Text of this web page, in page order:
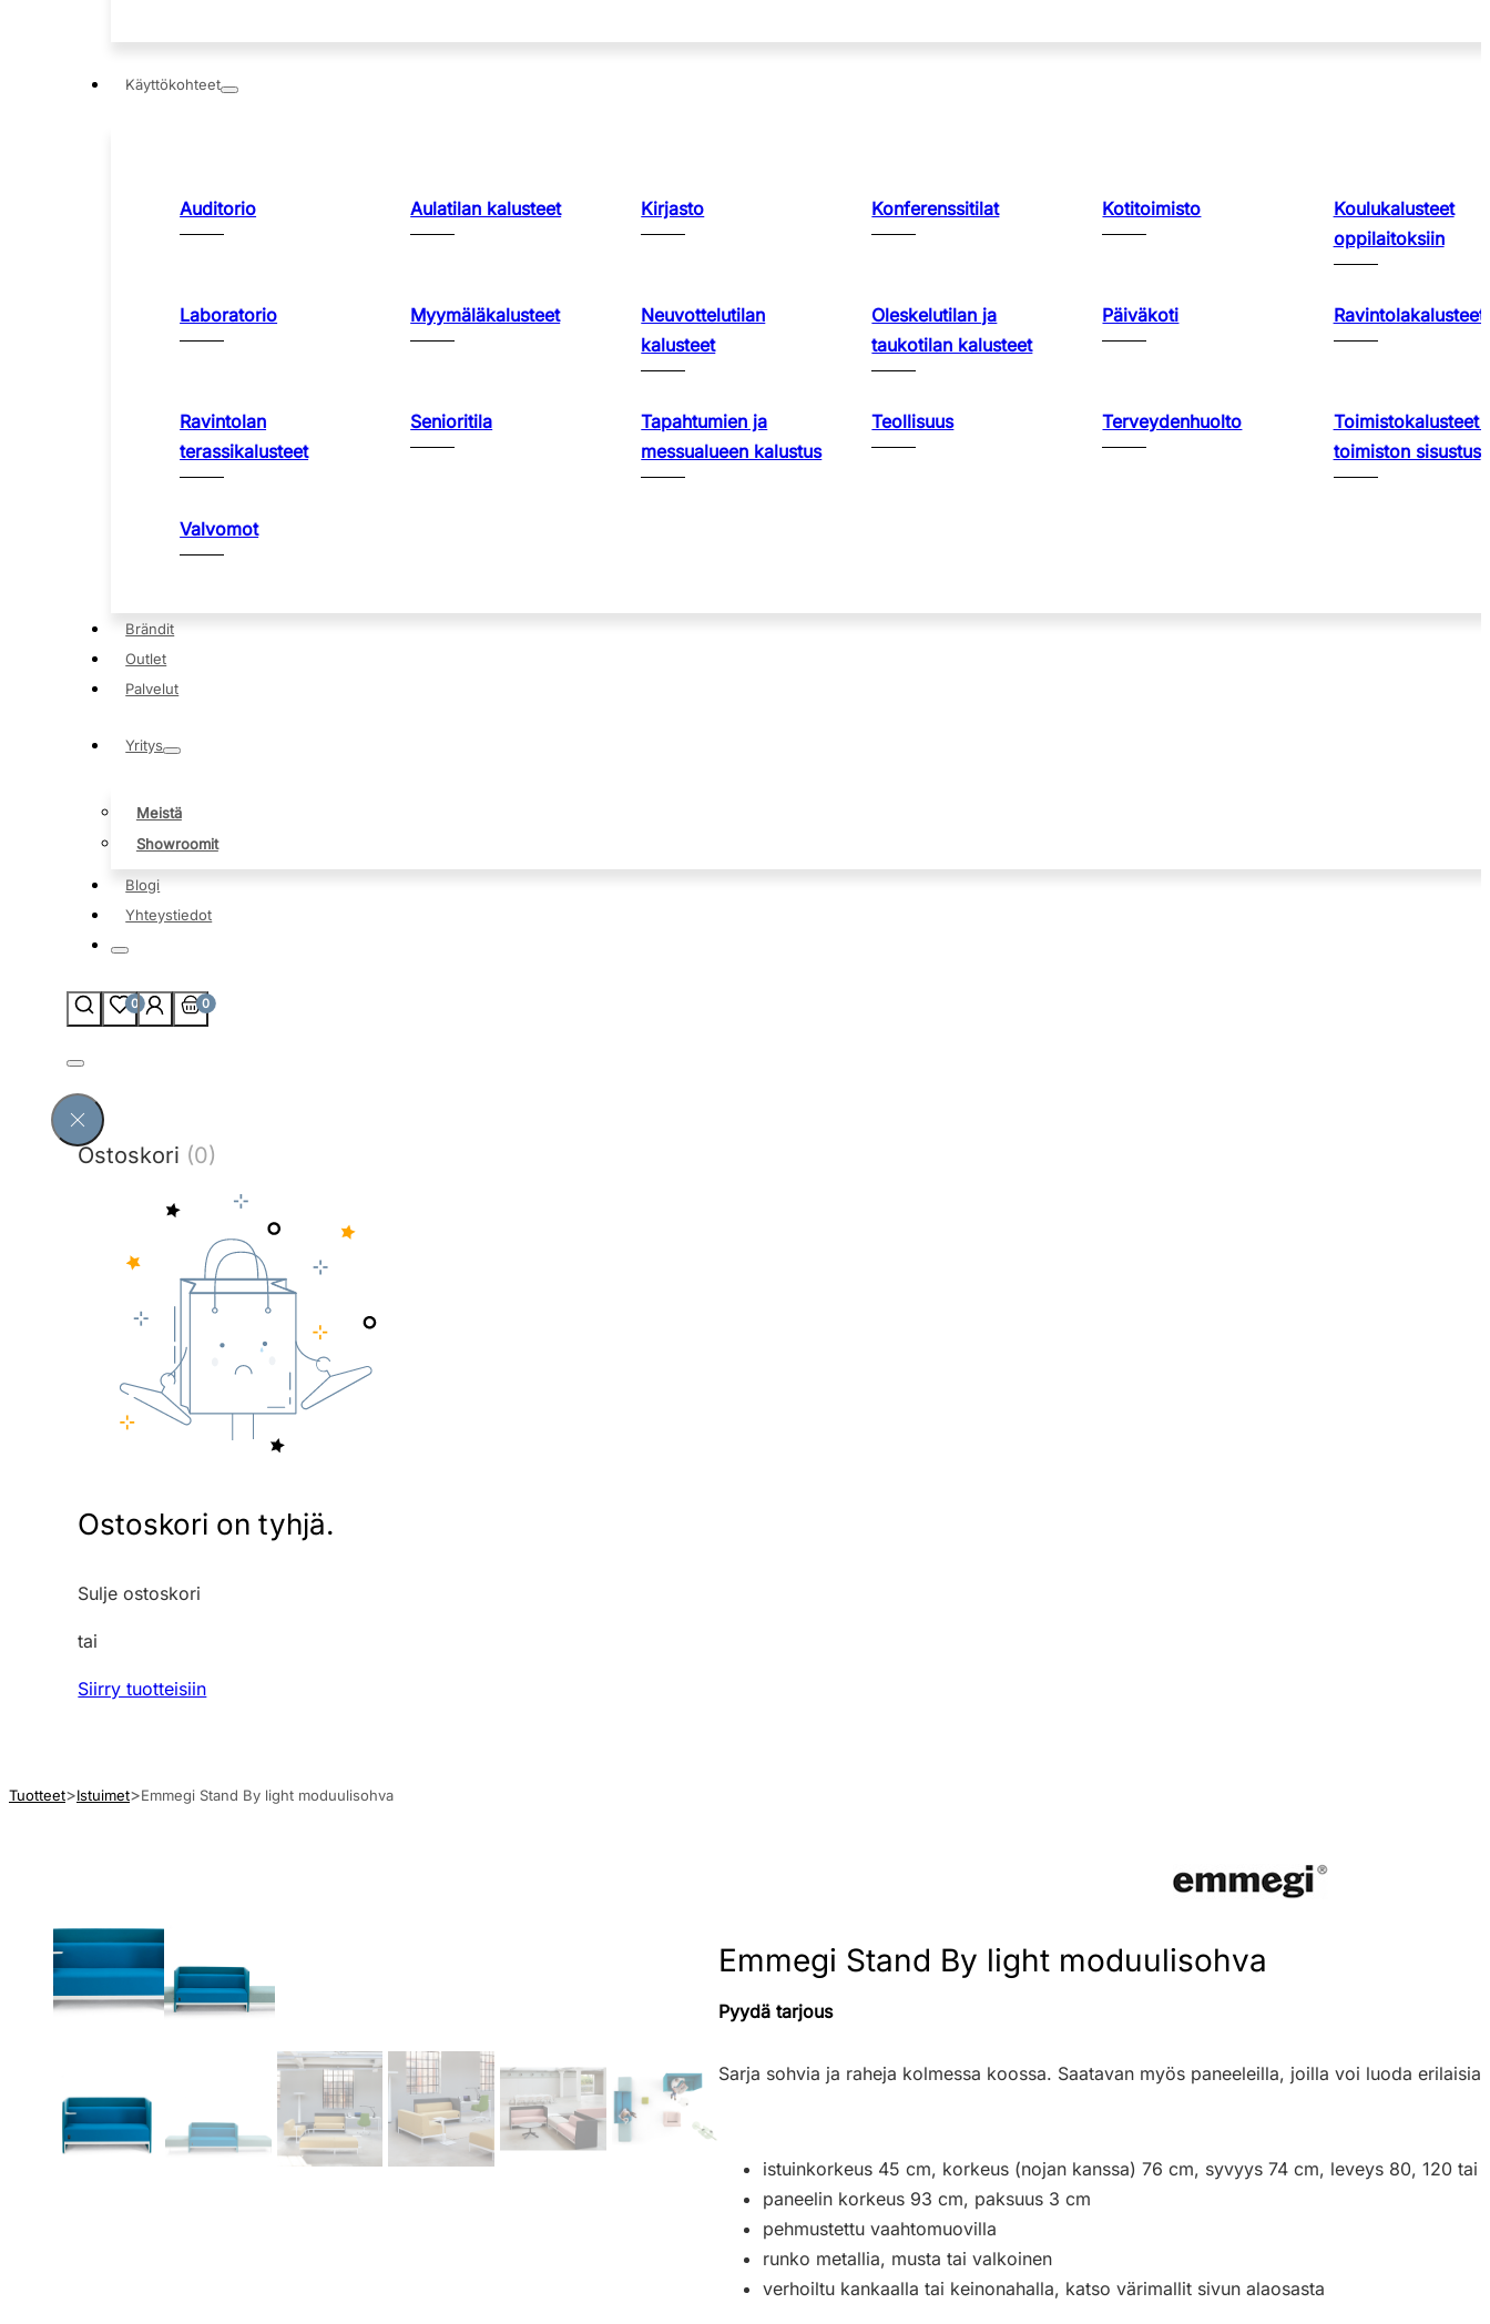
Käyttökohteet
Auditorio Aulatilan kalusteet Kirjasto Konferenssitilat Kotitoimisto
Koulukalusteet
oppilaitoksiin
Laboratorio Myymäläkalusteet
Neuvottelutilan
kalusteet
Oleskelutilan ja
taukotilan kalusteet
Päiväkoti Ravintolakalusteet
Ravintolan
terassikalusteet
Senioritila
Tapahtumien ja
messualueen kalustus
Teollisuus Terveydenhuolto
Toimistokalusteet
toimiston sisustus
Valvomot
Brändit
Outlet
Palvelut
Yritys
Meistä
Showroomit
Blogi
Yhteystiedot
0 0
Ostoskori (0)
Ostoskori on tyhjä.
Sulje ostoskori
tai
Siirry tuotteisiin
Tuotteet Istuimet Emmegi Stand By light moduulisohva
Emmegi Stand By light moduulisohva
Pyydä tarjous
Sarja sohvia ja raheja kolmessa koossa. Saatavan myös paneeleilla, joilla voi luoda erilaisia
istuinkorkeus 45 cm, korkeus (nojan kanssa) 76 cm, syvyys 74 cm, leveys 80, 120 tai
paneelin korkeus 93 cm, paksuus 3 cm
pehmustettu vaahtomuovilla
runko metallia, musta tai valkoinen
verhoiltu kankaalla tai keinonahalla, katso värimallit sivun alaosasta